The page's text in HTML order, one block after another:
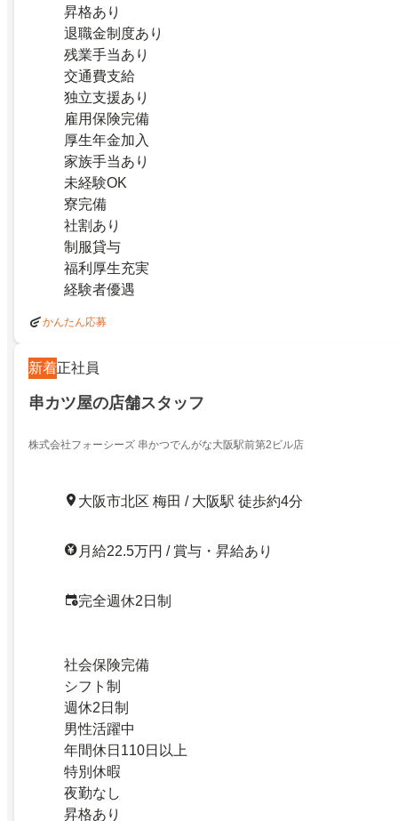
昇格あり
退職金制度あり
残業手当あり
交通費支給
独立支援あり
雇用保険完備
厚生年金加入
家族手当あり
未経験OK
寮完備
社割あり
制服貸与
福利厚生充実
経験者優遇
かんたん応募
新着正社員
串カツ屋の店舗スタッフ
株式会社フォーシーズ 串かつでんがな大阪駅前第2ビル店
大阪市北区 梅田 / 大阪駅 徒歩約4分
月給22.5万円 / 賞与・昇給あり
完全週休2日制
社会保険完備
シフト制
週休2日制
男性活躍中
年間休日110日以上
特別休暇
夜勤なし
昇格あり